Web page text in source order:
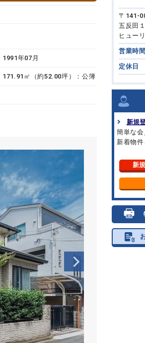
1991年07月
171.91㎡（約52.00坪）：公簿
〒141-
五反田
ヒュー
営業時間
定休日
新規
簡単な会
新着物件
新